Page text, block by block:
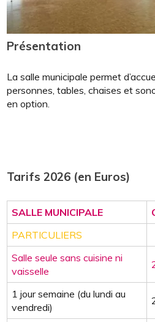
Présentation
La salle municipale permet
personnes, tables, chaises et
en option.
Tarifs 2026 (en Euros)
SALLE MUNICIPALE
PARTICULIERS
Salle seule sans cuisine ni
vaisselle
1 jour semaine (du lundi au
vendredi)